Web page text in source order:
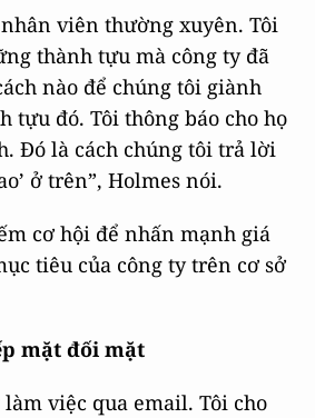
viên thường xuyên. Tôi
thành tựu mà công ty đã
nào để chúng tôi giành
tựu đó. Tôi thông báo cho họ
Đó là cách chúng tôi trả lời
ở trên”, Holmes nói.
cơ hội để nhấn mạnh giá
tiêu của công ty trên cơ sở
mặt đối mặt
việc qua email. Tôi cho